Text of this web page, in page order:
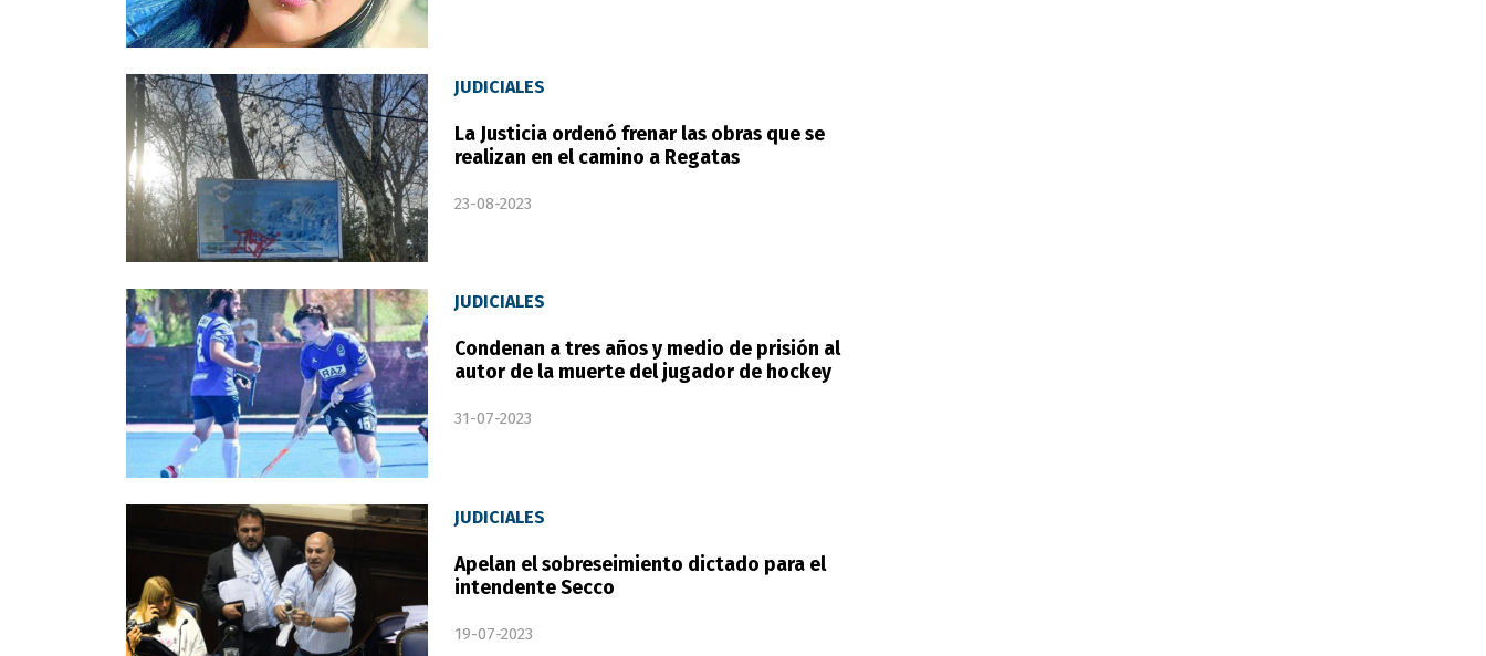
JUDICIALES
La Justicia ordenó frenar las obras que se
realizan en el camino a Regatas
23-08-2023
JUDICIALES
Condenan a tres años y medio de prisión al
autor de la muerte del jugador de hockey
31-07-2023
JUDICIALES
Apelan el sobreseimiento dictado para el
intendente Secco
19-07-2023